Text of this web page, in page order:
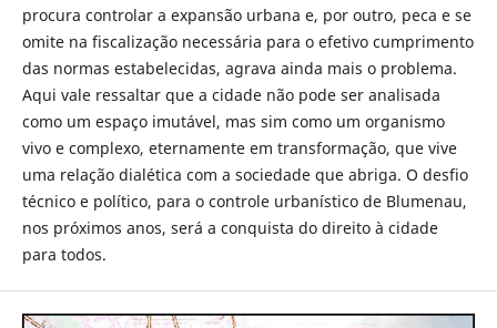
procura controlar a expansão urbana e, por outro, peca e se
omite na fiscalização necessária para o efetivo cumprimento
das normas estabelecidas, agrava ainda mais o problema.
Aqui vale ressaltar que a cidade não pode ser analisada
como um espaço imutável, mas sim como um organismo
vivo e complexo, eternamente em transformação, que vive
uma relação dialética com a sociedade que abriga. O desfio
técnico e político, para o controle urbanístico de Blumenau,
nos próximos anos, será a conquista do direito à cidade
para todos.